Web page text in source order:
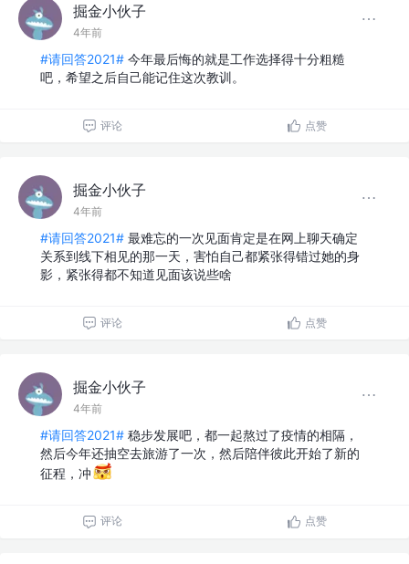
掘金小伙子
4年前
#请回答2021# 今年最后悔的就是工作选择得十分粗糙
吧，希望之后自己能记住这次教训。
评论 点赞
掘金小伙子
4年前
#请回答2021# 最难忘的一次见面肯定是在网上聊天确定
关系到线下相见的那一天，害怕自己都紧张得错过她的身
影，紧张得都不知道见面该说些啥
评论 点赞
掘金小伙子
4年前
#请回答2021# 稳步发展吧，都一起熬过了疫情的相隔，
然后今年还抽空去旅游了一次，然后陪伴彼此开始了新的
征程，冲
评论 点赞